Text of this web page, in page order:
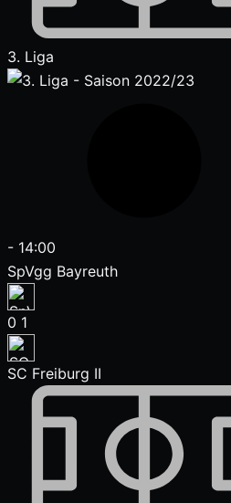
3. Liga
- 14:00
SpVgg Bayreuth
0 1
SC Freiburg II